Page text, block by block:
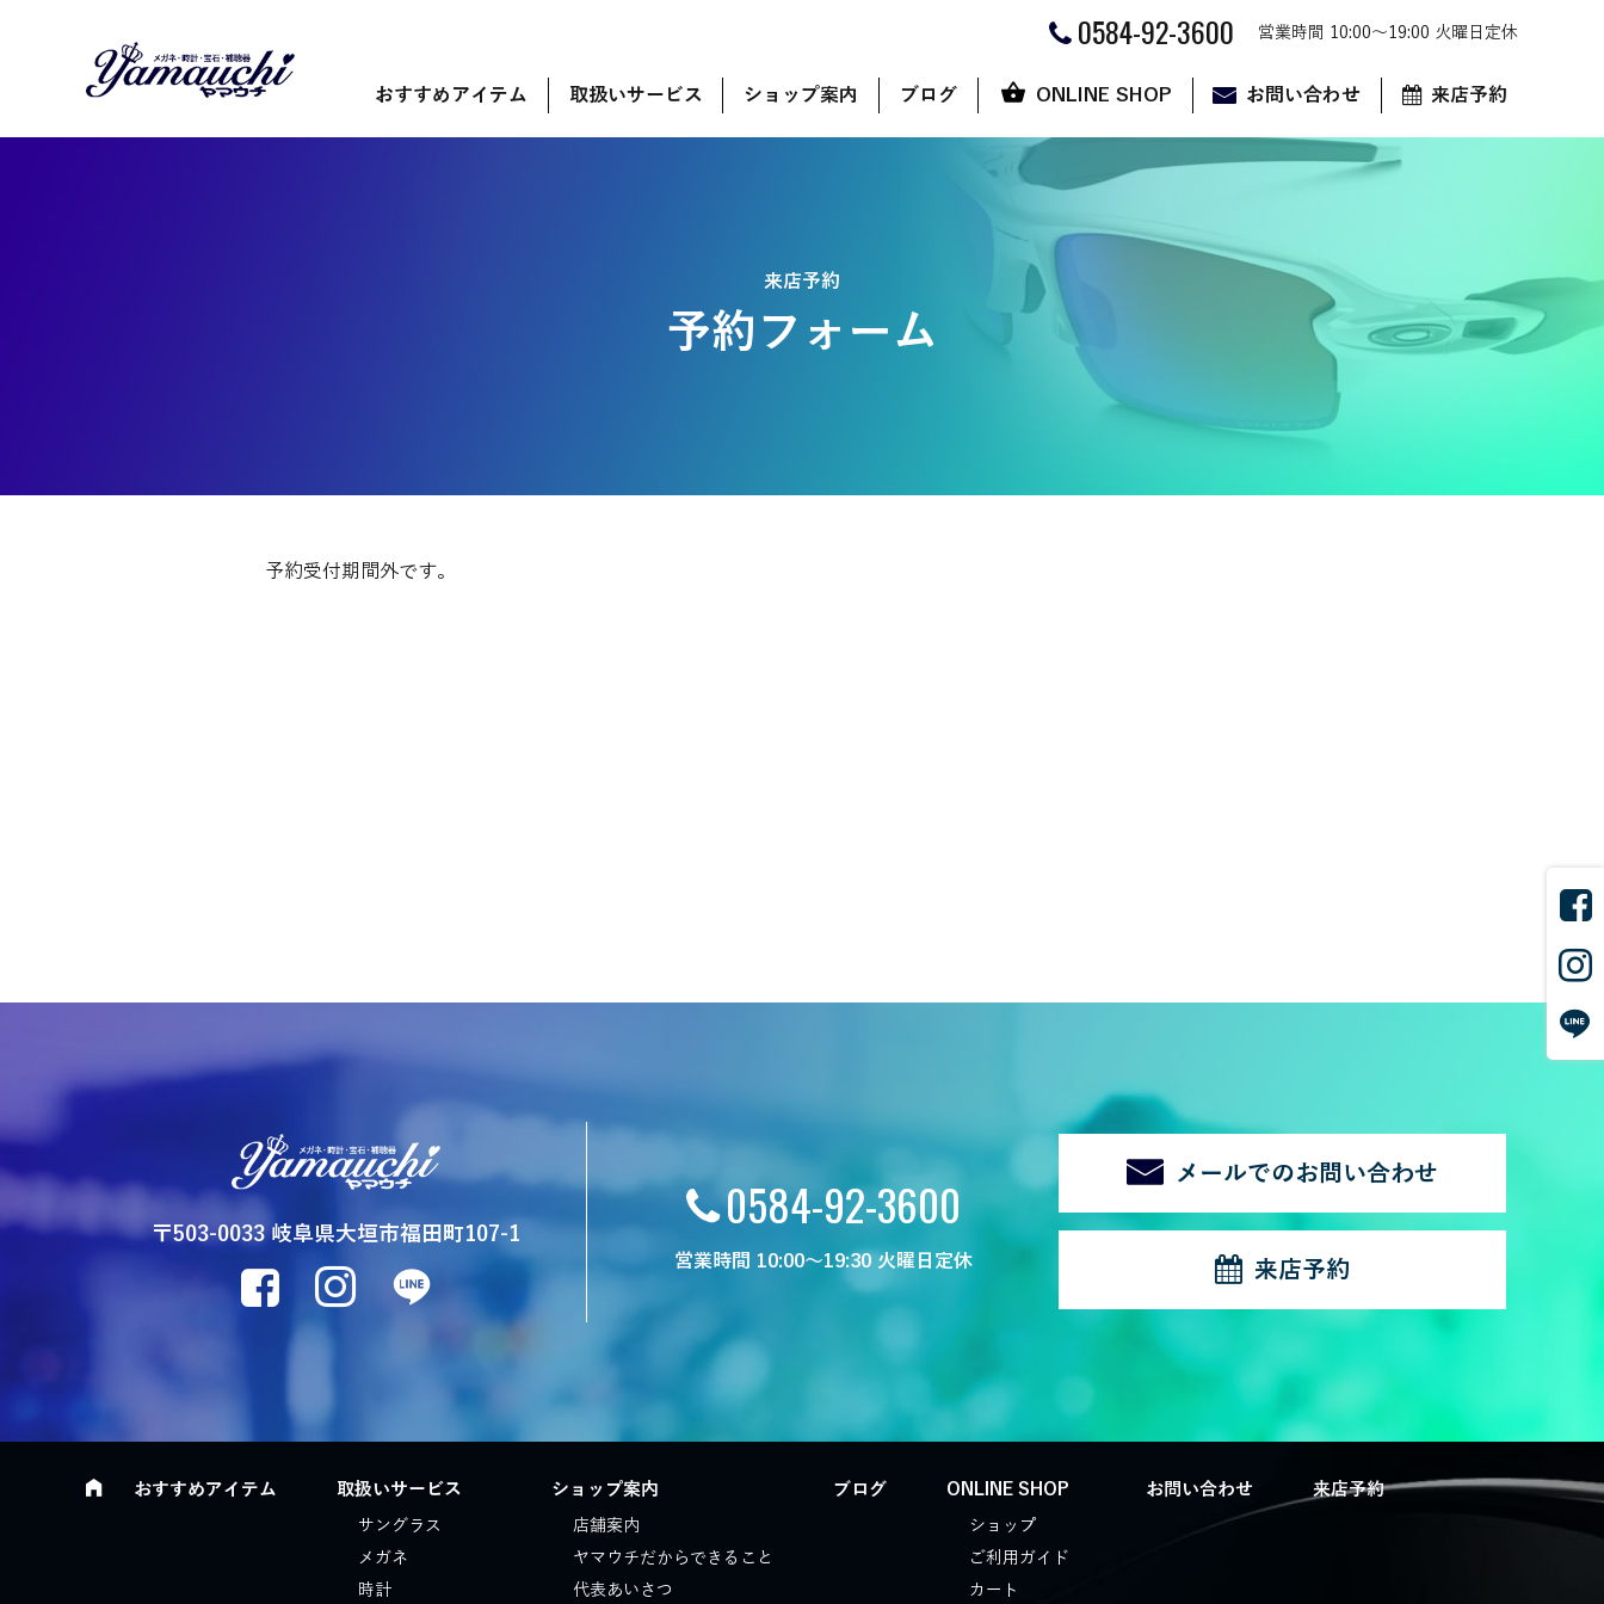
0584-92-3600 営業時間 10:00～19:00 火曜日定休
おすすめアイテム 取扱いサービス ショップ案内 ブログ ONLINE SHOP お問い合わせ 来店予約
来店予約
予約フォーム
予約受付期間外です。
〒503-0033 岐阜県大垣市福田町107-1 0584-92-3600
営業時間 10:00～19:30 火曜日定休
メールでのお問い合わせ
来店予約
おすすめアイテム 取扱いサービス
サングラス
メガネ
時計
ショップ案内
店舗案内
ヤマウチだからできること
代表あいさつ
ブログ ONLINE SHOP
ショップ
ご利用ガイド
カート
お問い合わせ 来店予約